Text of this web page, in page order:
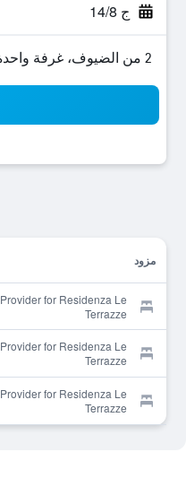
ج 14/8
2 من الضيوف، غرفة واحدة
مزود
Provider for Residenza Le
Terrazze
Provider for Residenza Le
Terrazze
Provider for Residenza Le
Terrazze